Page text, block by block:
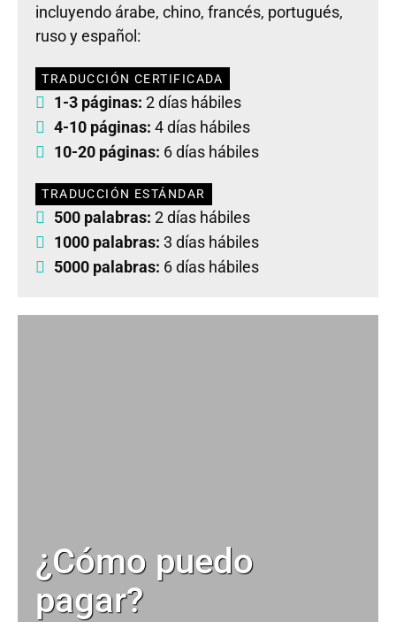
incluyendo árabe, chino, francés, portugués,
ruso y español:
TRADUCCIÓN CERTIFICADA
1-3 páginas: 2 días hábiles
4-10 páginas: 4 días hábiles
10-20 páginas: 6 días hábiles
TRADUCCIÓN ESTÁNDAR
500 palabras: 2 días hábiles
1000 palabras: 3 días hábiles
5000 palabras: 6 días hábiles
¿Cómo puedo
pagar?